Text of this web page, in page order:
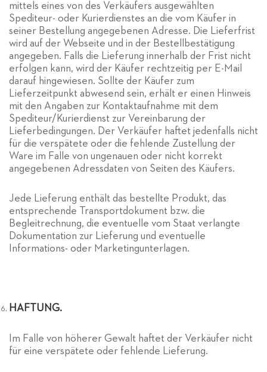
mittels eines von des Verkäufers ausgewählten
Spediteur- oder Kurierdienstes an die vom Käufer in
seiner Bestellung angegebenen Adresse. Die Lieferfrist
wird auf der Webseite und in der Bestellbestätigung
angegeben. Falls die Lieferung innerhalb der Frist nicht
erfolgen kann, wird der Käufer rechtzeitig per E-Mail
darauf hingewiesen. Sollte der Käufer zum
Lieferzeitpunkt abwesend sein, erhält er einen Hinweis
mit den Angaben zur Kontaktaufnahme mit dem
Spediteur/Kurierdienst zur Vereinbarung der
Lieferbedingungen. Der Verkäufer haftet jedenfalls nicht
für die verspätete oder die fehlende Zustellung der
Ware im Falle von ungenauen oder nicht korrekt
angegebenen Adressdaten von Seiten des Käufers.
Jede Lieferung enthält das bestellte Produkt, das
entsprechende Transportdokument bzw. die
Begleitrechnung, die eventuelle vom Staat verlangte
Dokumentation zur Lieferung und eventuelle
Informations- oder Marketingunterlagen.
HAFTUNG.
Im Falle von höherer Gewalt haftet der Verkäufer nicht
für eine verspätete oder fehlende Lieferung.